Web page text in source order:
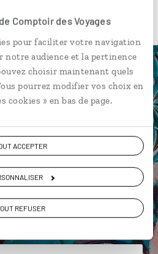
Comptoir des Voyages
pour faciliter votre navigation
notre audience et la pertinence
choisir maintenant quels
pourrez modifier vos choix en
cookies » en bas de page.
ACCEPTER
REFUSER
de voyage
?
Majorelle Barcelone